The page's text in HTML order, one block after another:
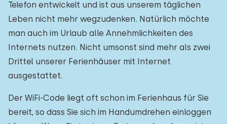
Telefon entwickelt und ist aus unserem täglichen
Leben nicht mehr wegzudenken. Natürlich möchte
man auch im Urlaub alle Annehmlichkeiten des
Internets nutzen. Nicht umsonst sind mehr als zwei
Drittel unserer Ferienhäuser mit Internet
ausgestattet.
Der WiFi-Code liegt oft schon im Ferienhaus für Sie
bereit, so dass Sie sich im Handumdrehen einloggen